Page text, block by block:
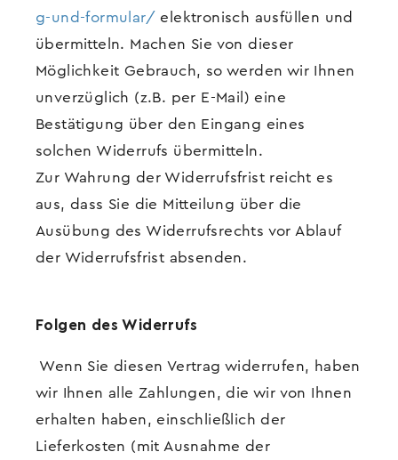
g-und-formular/ elektronisch ausfüllen und
übermitteln. Machen Sie von dieser
Möglichkeit Gebrauch, so werden wir Ihnen
unverzüglich (z.B. per E-Mail) eine
Bestätigung über den Eingang eines
solchen Widerrufs übermitteln.
Zur Wahrung der Widerrufsfrist reicht es
aus, dass Sie die Mitteilung über die
Ausübung des Widerrufsrechts vor Ablauf
der Widerrufsfrist absenden.
Folgen des Widerrufs
Wenn Sie diesen Vertrag widerrufen, haben
wir Ihnen alle Zahlungen, die wir von Ihnen
erhalten haben, einschließlich der
Lieferkosten (mit Ausnahme der